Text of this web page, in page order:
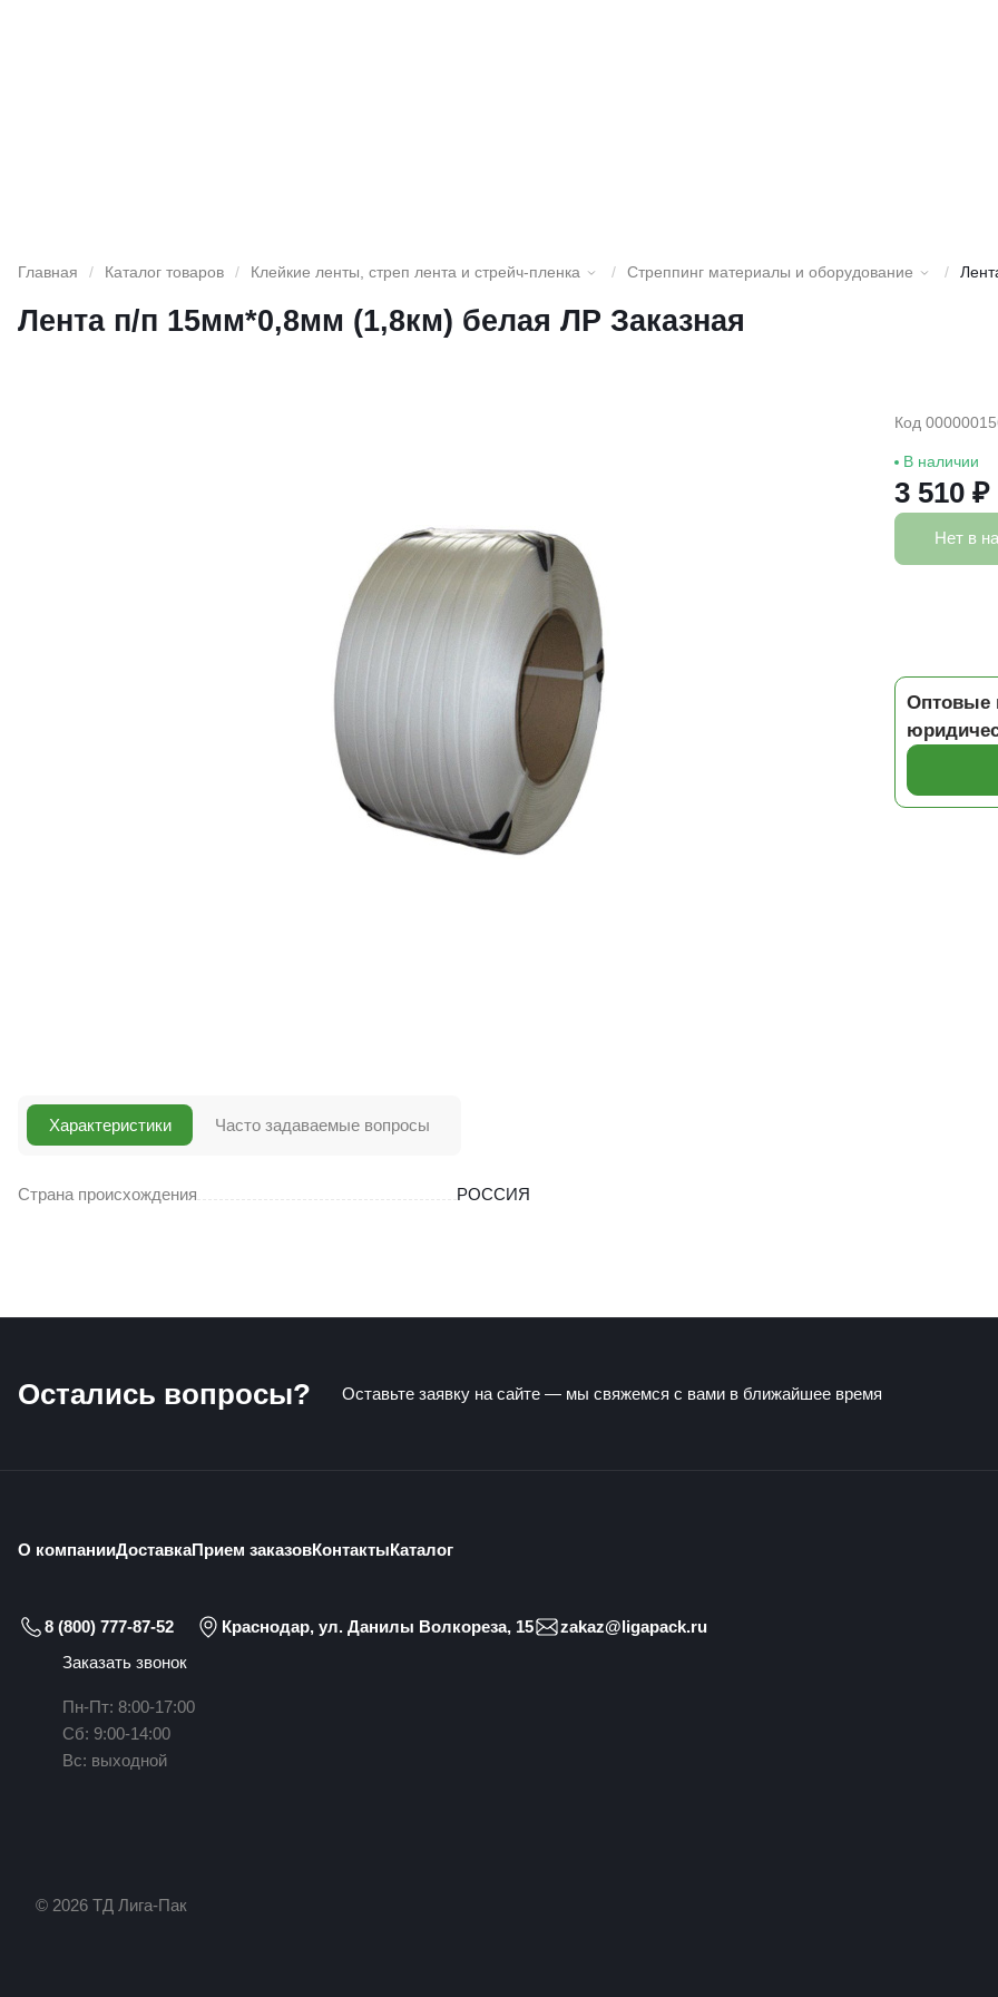
Главная / Каталог товаров / Клейкие ленты, стреп лента и стрейч-пленка / Стреппинг материалы и оборудование /
Лента п/п 15мм*0,8мм (1,8км) белая ЛР Заказная
Код
В наличии
3 510 ₽
Нет в
Оптовые
Характеристики
Страна происхождения РОССИЯ
Часто задаваемые вопросы
Остались вопросы? Оставьте заявку на сайте — мы свяжемся с вами в ближайшее время
О компанииДоставкаПрием заказовКонтактыКаталог
8 (800) 777-87-52
Заказать звонок
Пн-Пт: 8:00-17:00
Сб: 9:00-14:00
Вс: выходной
Краснодар, ул. Данилы Волкореза, 15 zakaz@ligapack.ru
© 2026 ТД Лига-Пак